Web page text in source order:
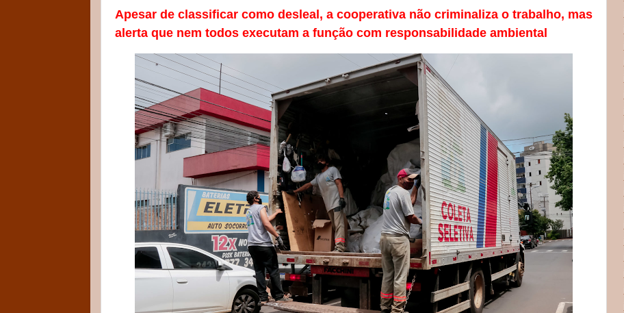
Apesar de classificar como desleal, a cooperativa não criminaliza o trabalho, mas
alerta que nem todos executam a função com responsabilidade ambiental